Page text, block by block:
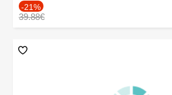
-21%
39.88€